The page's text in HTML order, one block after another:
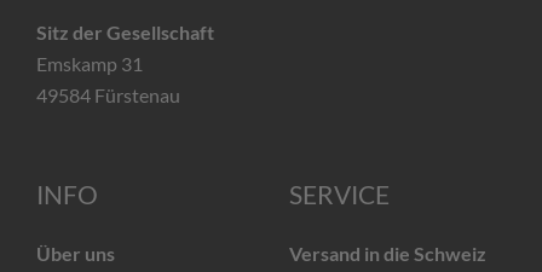
Sitz der Gesellschaft
Emskamp 31
49584 Fürstenau
INFO
Über uns
SERVICE
Versand in die Schweiz